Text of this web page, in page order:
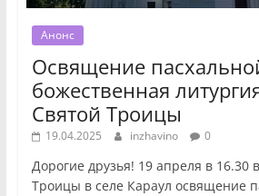
Анонс
Освящение
божественная
Святой Троицы
19.04.2025 inzhavino 0
Дорогие друзья! 19 апреля в 16.30
Троицы в селе Караул освящение